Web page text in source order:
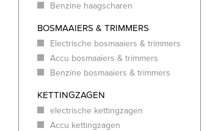
Benzine haagscharen
BOSMAAIERS & TRIMMERS
Electrische bosmaaiers & trimmers
Accu bosmaaiers & trimmers
Benzine bosmaaiers & trimmers
KETTINGZAGEN
electrische kettingzagen
Accu kettingzagen